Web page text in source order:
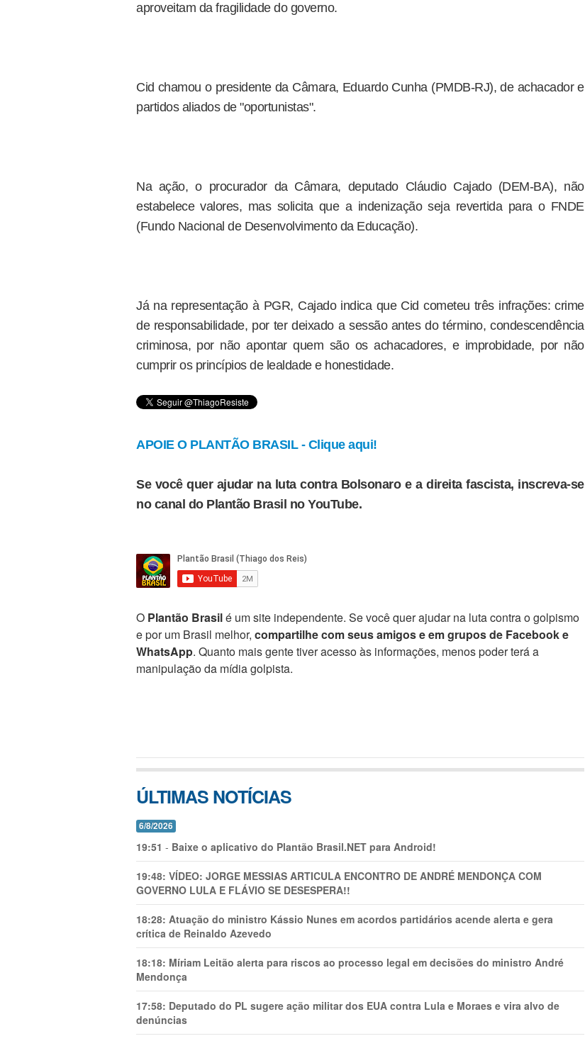
aproveitam da fragilidade do governo.
Cid chamou o presidente da Câmara, Eduardo Cunha (PMDB-RJ), de achacador e
partidos aliados de "oportunistas".
Na ação, o procurador da Câmara, deputado Cláudio Cajado (DEM-BA), não
estabelece valores, mas solicita que a indenização seja revertida para o FNDE
(Fundo Nacional de Desenvolvimento da Educação).
Já na representação à PGR, Cajado indica que Cid cometeu três infrações: crime
de responsabilidade, por ter deixado a sessão antes do término, condescendência
criminosa, por não apontar quem são os achacadores, e improbidade, por não
cumprir os princípios de lealdade e honestidade.
APOIE O PLANTÃO BRASIL - Clique aqui!
Se você quer ajudar na luta contra Bolsonaro e a direita fascista, inscreva-se
no canal do Plantão Brasil no YouTube.
O Plantão Brasilé um site independente. Se você quer ajudar na luta contra o golpismo
e por um Brasil melhor, compartilhe com seus amigos e em grupos de Facebook e
WhatsApp. Quanto mais gente tiver acesso às informações, menos poder terá a
manipulação da mídia golpista.
ÚLTIMAS NOTÍCIAS
6/8/2026
19:51 - Baixe o aplicativo do Plantão Brasil.NET para Android!
19:48: VÍDEO: JORGE MESSIAS ARTICULA ENCONTRO DE ANDRÉ MENDONÇA COM
GOVERNO LULA E FLÁVIO SE DESESPERA!!
18:28: Atuação do ministro Kássio Nunes em acordos partidários acende alerta e gera
crítica de Reinaldo Azevedo
18:18: Míriam Leitão alerta para riscos ao processo legal em decisões do ministro André
Mendonça
17:58: Deputado do PL sugere ação militar dos EUA contra Lula e Moraes e vira alvo de
denúncias